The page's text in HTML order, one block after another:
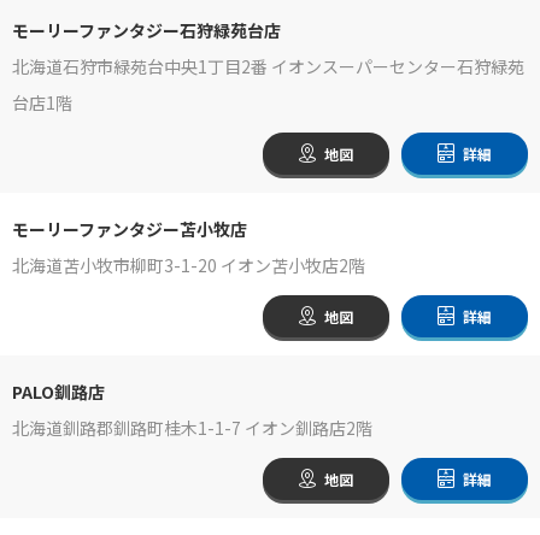
モーリーファンタジー石狩緑苑台店
北海道石狩市緑苑台中央1丁目2番 イオンスーパーセンター石狩緑苑
台店1階
地図 詳細
モーリーファンタジー苫小牧店
北海道苫小牧市柳町3-1-20 イオン苫小牧店2階
地図 詳細
PALO釧路店
北海道釧路郡釧路町桂木1-1-7 イオン釧路店2階
地図 詳細